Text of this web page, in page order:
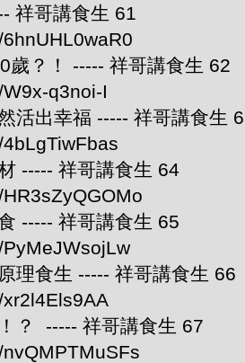
祥哥講食生 61
歲？！ ----- 祥哥講食生 62
q3noi-I
活出幸福 ----- 祥哥講食生
----- 祥哥講食生 64
----- 祥哥講食生 65
理食生 ----- 祥哥講食生 66
？ ----- 祥哥講食生 67